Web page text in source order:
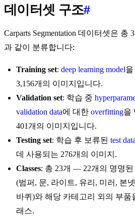
데이터셋 구조#
Carparts Segmentation 데이터셋은 총
과 같이 분류합니다:
Training set: deep learning model을
3,156개의 이미지입니다.
Validation set: 학습 중
validation data에 대한 overfitting을
401개의 이미지입니다.
Testing set: 학습 후 보류된 test data
데 사용되는 276개의 이미지.
Classes: 총 23개 — 22개의 명명된
(범퍼, 문, 라이트, 유리, 미러, 본
바퀴)와 해당 카테고리 외의 부품
래스.